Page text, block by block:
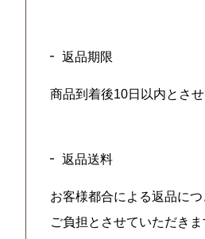
返品期限
商品到着後10日以内とさせ
返品送料
お客様都合による返品に
ご負担とさせていただき